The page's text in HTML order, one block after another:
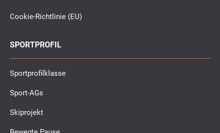
Cookie-Richtlinie (EU)
SPORTPROFIL
Sportprofilklasse
Sport-AGs
Skiprojekt